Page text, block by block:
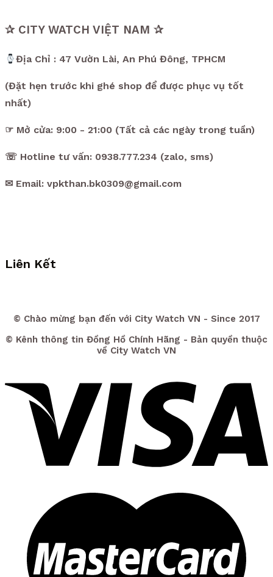
✰ CITY WATCH VIỆT NAM ✰
Địa Chỉ : 47 Vườn Lài, An Phú Đông, TPHCM
(Đặt hẹn trước khi ghé shop để được phục vụ tốt
nhất)
☞ Mở cửa: 9:00 - 21:00 (Tất cả các ngày trong tuần)
☏ Hotline tư vấn: 0938.777.234 (zalo, sms)
✉ Email: vpkthan.bk0309@gmail.com
Liên Kết
© Chào mừng bạn đến với City Watch VN - Since 2017
© Kênh thông tin Đồng Hồ Chính Hãng - Bản quyền thuộc
về City Watch VN